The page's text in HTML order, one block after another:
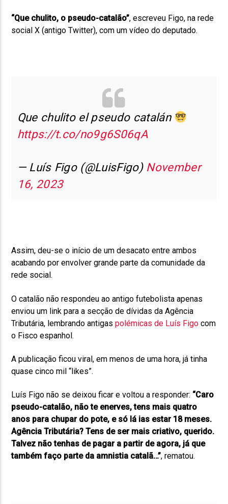
“Que chulito, o pseudo-catalão”, escreveu Figo, na rede
social X (antigo Twitter), com um vídeo do deputado.
Que chulito el pseudo catalán
https://t.co/no9g6S06qA
— Luís Figo (@LuisFigo) November
16, 2023
Assim, deu-se o início de um desacato entre ambos
acabando por envolver grande parte da comunidade da
rede social.
O catalão não respondeu ao antigo futebolista apenas
enviou um link para a secção de dívidas da Agência
Tributária, lembrando antigas polémicas de Luís Figo com
o Fisco espanhol.
A publicação ficou viral, em menos de uma hora, já tinha
quase cinco mil “likes”.
Luís Figo não se deixou ficar e voltou a responder: “Caro
pseudo-catalão, não te enerves, tens mais quatro
anos para chupar do pote, e só lá ias estar 18 meses.
Agência Tributária? Tens de ser mais criativo, querido.
Talvez não tenhas de pagar a partir de agora, já que
também faço parte da amnistia catalã…”, rematou.